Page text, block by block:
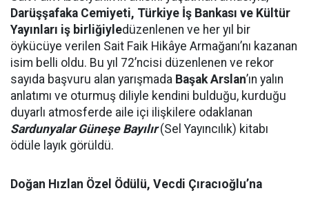
Darüşşafaka Cemiyeti, Türkiye İş Bankası ve Kültür
Yayınları iş birliğiyledüzenlenen ve her yıl bir
öykücüye verilen Sait Faik Hikâye Armağanı’nı kazanan
isim belli oldu. Bu yıl 72’ncisi düzenlenen ve rekor
sayıda başvuru alan yarışmada Başak Arslan’ın yalın
anlatımı ve oturmuş diliyle kendini bulduğu, kurduğu
duyarlı atmosferde aile içi ilişkilere odaklanan
Sardunyalar Güneşe Bayılır(Sel Yayıncılık) kitabı
ödüle layık görüldü.
Doğan Hızlan Özel Ödülü, Vecdi Çıracıoğlu’na